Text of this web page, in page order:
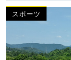
スポーツ